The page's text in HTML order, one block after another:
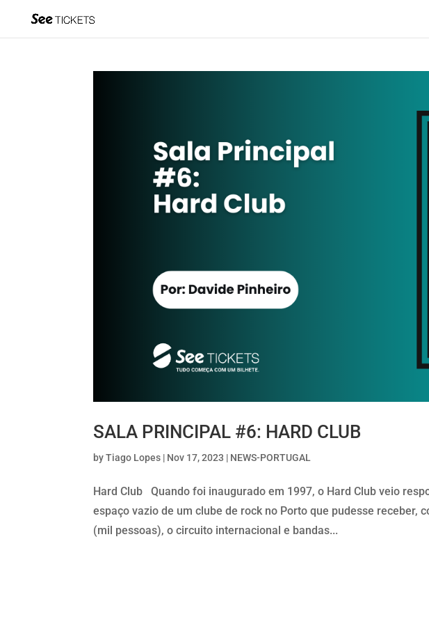
SALA PRINCIPAL #6: HARD CLUB
byTiago Lopes | Nov 17, 2023 | NEWS-PORTUGAL
Hard Club Quando foi inaugurado em 1997, o Hard Club veio
espaço vazio de um clube de rock no Porto que pudesse receber,
(mil pessoas), o circuito internacional e bandas...